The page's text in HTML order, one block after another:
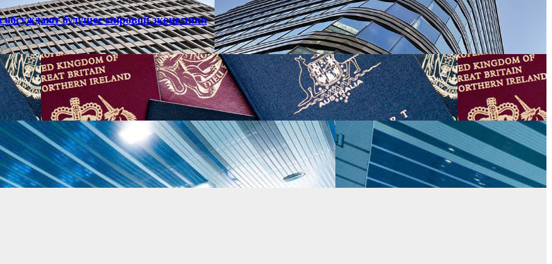
обсуждают будущее мировой экономики